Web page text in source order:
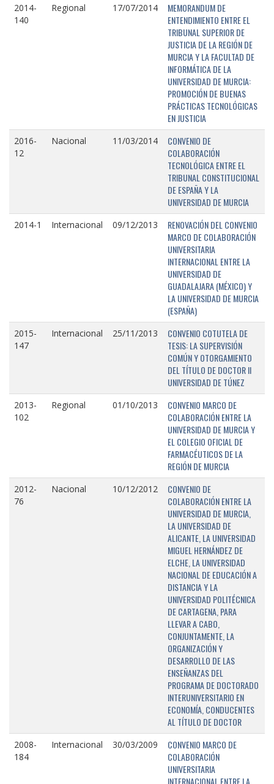
2014-
140
Regional 17/07/2014
MEMORANDUM DE
ENTENDIMIENTO ENTRE EL
TRIBUNAL SUPERIOR DE
JUSTICIA DE LA REGIÓN DE
MURCIA Y LA FACULTAD DE
INFORMÁTICA DE LA
UNIVERSIDAD DE MURCIA:
PROMOCIÓN DE BUENAS
PRÁCTICAS TECNOLÓGICAS
EN JUSTICIA
2016-
12
Nacional 11/03/2014
CONVENIO DE
COLABORACIÓN
TECNOLÓGICA ENTRE EL
TRIBUNAL CONSTITUCIONAL
DE ESPAÑA Y LA
UNIVERSIDAD DE MURCIA
2014-1 Internacional 09/12/2013
RENOVACIÓN DEL CONVENIO
MARCO DE COLABORACIÓN
UNIVERSITARIA
INTERNACIONAL ENTRE LA
UNIVERSIDAD DE
GUADALAJARA (MÉXICO) Y
LA UNIVERSIDAD DE MURCIA
(ESPAÑA)
2015-
147
Internacional 25/11/2013
CONVENIO COTUTELA DE
TESIS: LA SUPERVISIÓN
COMÚN Y OTORGAMIENTO
DEL TÍTULO DE DOCTOR II
UNIVERSIDAD DE TÚNEZ
2013-
102
Regional 01/10/2013
CONVENIO MARCO DE
COLABORACIÓN ENTRE LA
UNIVERSIDAD DE MURCIA Y
EL COLEGIO OFICIAL DE
FARMACÉUTICOS DE LA
REGIÓN DE MURCIA
2012-
76
Nacional 10/12/2012
CONVENIO DE
COLABORACIÓN ENTRE LA
UNIVERSIDAD DE MURCIA,
LA UNIVERSIDAD DE
ALICANTE, LA UNIVERSIDAD
MIGUEL HERNÁNDEZ DE
ELCHE, LA UNIVERSIDAD
NACIONAL DE EDUCACIÓN A
DISTANCIA Y LA
UNIVERSIDAD POLITÉCNICA
DE CARTAGENA, PARA
LLEVAR A CABO,
CONJUNTAMENTE, LA
ORGANIZACIÓN Y
DESARROLLO DE LAS
ENSEÑANZAS DEL
PROGRAMA DE DOCTORADO
INTERUNIVERSITARIO EN
ECONOMÍA, CONDUCENTES
AL TÍTULO DE DOCTOR
2008-
184
Internacional 30/03/2009
CONVENIO MARCO DE
COLABORACIÓN
UNIVERSITARIA
INTERNACIONAL ENTRE LA